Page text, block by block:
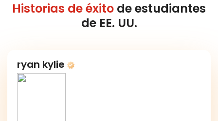
Historias de éxito de estudiantes
de EE. UU.
ryan kylie